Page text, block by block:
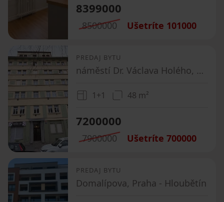
8399000
8500000 Ušetríte 101000
PREDAJ BYTU
náměstí Dr. Václava Holého, Praha - Libeň
1+1 48 m²
7200000
7900000 Ušetríte 700000
PREDAJ BYTU
Domalípova, Praha - Hloubětín